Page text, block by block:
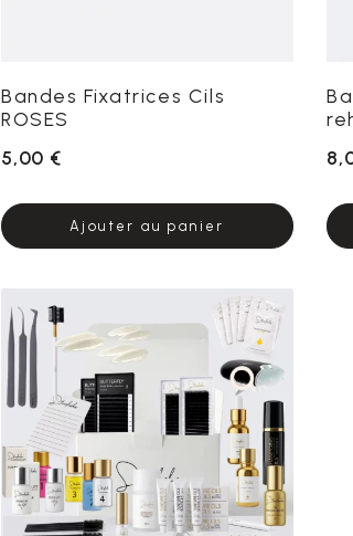
Bandes Fixatrices Cils
ROSES
5,00 €
Ajouter au panier